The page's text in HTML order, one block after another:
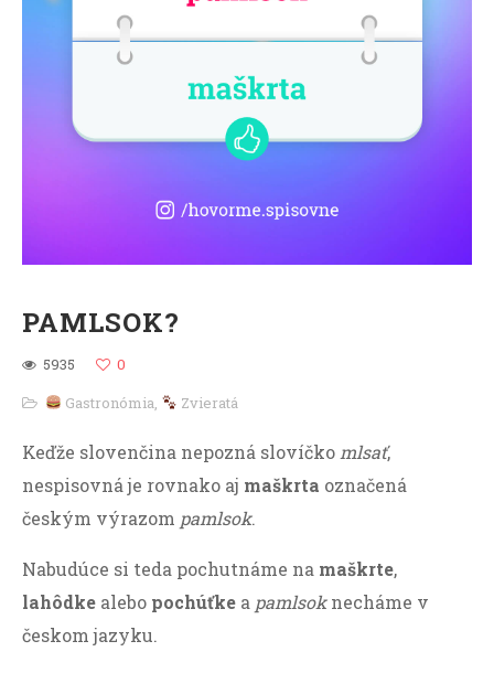
PAMLSOK?
5935
0
Gastronómia, Zvieratá
Keďže slovenčina nepozná slovíčko mlsať,
nespisovná je rovnako aj maškrta označená
českým výrazom pamlsok.
Nabudúce si teda pochutnáme na maškrte,
lahôdke alebo pochúťke a pamlsoknecháme v
českom jazyku.